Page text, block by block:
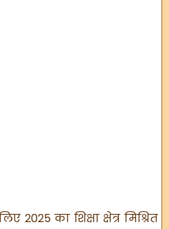
का शिक्षा क्षेत्र मिश्रित